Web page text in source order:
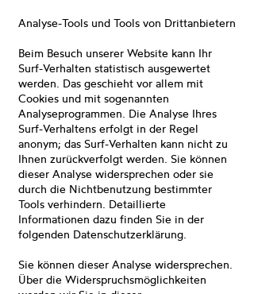
Analyse-Tools und Tools von Drittanbietern
Beim Besuch unserer Website kann Ihr
Surf-Verhalten statistisch ausgewertet
werden. Das geschieht vor allem mit
Cookies und mit sogenannten
Analyseprogrammen. Die Analyse Ihres
Surf-Verhaltens erfolgt in der Regel
anonym; das Surf-Verhalten kann nicht zu
Ihnen zurückverfolgt werden. Sie können
dieser Analyse widersprechen oder sie
durch die Nichtbenutzung bestimmter
Tools verhindern. Detaillierte
Informationen dazu finden Sie in der
folgenden Datenschutzerklärung.
Sie können dieser Analyse widersprechen.
Über die Widerspruchsmöglichkeiten